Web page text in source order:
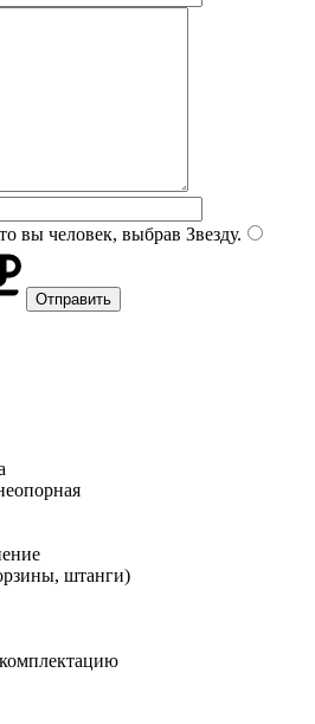
вы человек, выбрав Звезду.
штанги)
комплектацию